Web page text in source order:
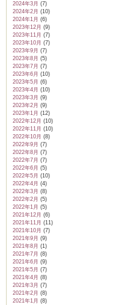
2024年3月 (7)
2024年2月 (10)
2024年1月 (6)
2023年12月 (9)
2023年11月 (7)
2023年10月 (7)
2023年9月 (7)
2023年8月 (5)
2023年7月 (7)
2023年6月 (10)
2023年5月 (6)
2023年4月 (10)
2023年3月 (9)
2023年2月 (9)
2023年1月 (12)
2022年12月 (10)
2022年11月 (10)
2022年10月 (8)
2022年9月 (7)
2022年8月 (7)
2022年7月 (7)
2022年6月 (5)
2022年5月 (10)
2022年4月 (4)
2022年3月 (8)
2022年2月 (5)
2022年1月 (5)
2021年12月 (6)
2021年11月 (11)
2021年10月 (7)
2021年9月 (9)
2021年8月 (1)
2021年7月 (8)
2021年6月 (9)
2021年5月 (7)
2021年4月 (8)
2021年3月 (7)
2021年2月 (8)
2021年1月 (8)